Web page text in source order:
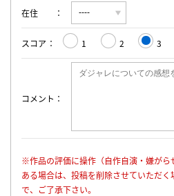
在住
スコア 1 2 3
コメント
※作品の評価に操作（自作自演・嫌がら
ある場合は、投稿を削除させていただく
で、ご了承下さい。